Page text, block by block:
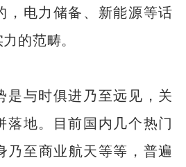
，电力储备、新能源等话
的范畴。
是与时俱进乃至远见，关
落地。目前国内几个热门
乃至商业航天等等，普遍